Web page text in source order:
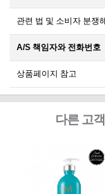
관련 법 및 소비자 분쟁
A/S 책임자와 전화번호
상품페이지 참고
다른 고